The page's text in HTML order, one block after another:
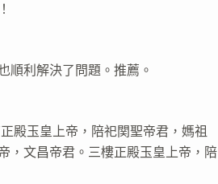
順利解決了問題。推薦。
殿玉皇上帝，陪祀関聖帝君，媽祖
，文昌帝君。三樓正殿玉皇上帝，陪